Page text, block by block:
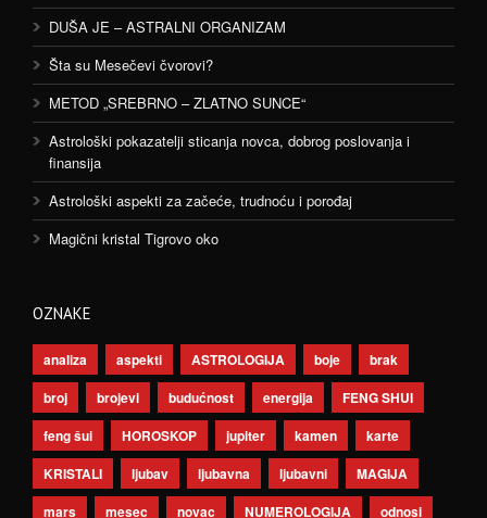
DUŠA JE – ASTRALNI ORGANIZAM
Šta su Mesečevi čvorovi?
METOD „SREBRNO – ZLATNO SUNCE“
Astrološki pokazatelji sticanja novca, dobrog poslovanja i
finansija
Astrološki aspekti za začeće, trudnoću i porođaj
Magični kristal Tigrovo oko
OZNAKE
analiza aspekti ASTROLOGIJA boje
brak
broj
brojevi budućnost energija
FENG SHUI
feng šui
HOROSKOP jupiter kamen
karte
KRISTALI
ljubav ljubavna ljubavni
MAGIJA
mars
mesec novac NUMEROLOGIJA odnosi